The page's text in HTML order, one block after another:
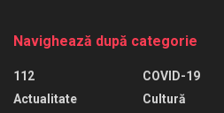
Navighează după categorie
112
Actualitate
COVID-19
Cultură